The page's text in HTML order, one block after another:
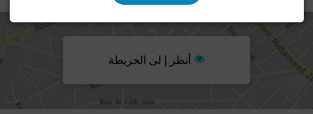
أنظر إ لى الخريطة